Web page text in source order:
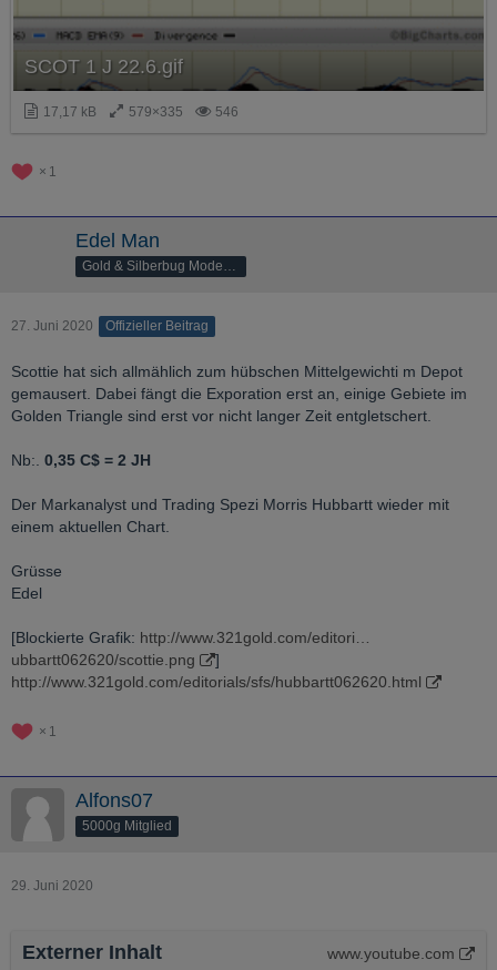
SCOT 1 J 22.6.gif
17,17 kB 579×335 546
1
Edel Man
Gold & Silberbug Moderator
27. Juni 2020 Offizieller Beitrag
Scottie hat sich allmählich zum hübschen Mittelgewichti m Depot
gemausert. Dabei fängt die Exporation erst an, einige Gebiete im
Golden Triangle sind erst vor nicht langer Zeit entgletschert.
Nb:. 0,35 C$ = 2 JH
Der Markanalyst und Trading Spezi Morris Hubbartt wieder mit
einem aktuellen Chart.
Grüsse
Edel
[Blockierte Grafik: http://www.321gold.com/editori…
ubbartt062620/scottie.png
]
http://www.321gold.com/editorials/sfs/hubbartt062620.html
1
Alfons07
5000g Mitglied
29. Juni 2020
Externer Inhalt
www.youtube.com